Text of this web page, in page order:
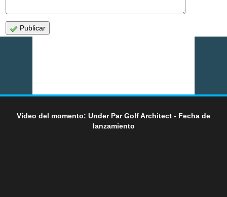
Publicar
Vídeo del momento: Under Par Golf Architect - Fecha de
lanzamiento